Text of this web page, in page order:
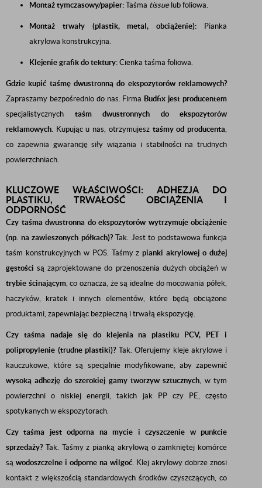
Montaż tymczasowy/papier: Taśma tissuelub foliowa.
Montaż trwały (plastik, metal, obciążenie): Pianka
akrylowa konstrukcyjna.
Klejenie grafik do tektury: Cienka taśma foliowa.
Gdzie kupić taśmę dwustronną do ekspozytorów reklamowych?
Zapraszamy bezpośrednio do nas. Firma Budfix jest producentem
specjalistycznych taśm dwustronnych do ekspozytorów
reklamowych. Kupując u nas, otrzymujesz taśmy od producenta,
co zapewnia gwarancję siły wiązania i stabilności na trudnych
powierzchniach.
KLUCZOWE WŁAŚCIWOŚCI: ADHEZJA DO
PLASTIKU, TRWAŁOŚĆ OBCIĄŻENIA I
ODPORNOŚĆ
Czy taśma dwustronna do ekspozytorów wytrzymuje obciążenie
(np. na zawieszonych półkach)?Tak. Jest to podstawowa funkcja
taśm konstrukcyjnych w POS. Taśmy zpianki akrylowej o dużej
gęstości są zaprojektowane do przenoszenia dużych obciążeń w
trybie ścinającym, co oznacza, że są idealne do mocowania półek,
haczyków, kratek i innych elementów, które będą obciążone
produktami, zapewniając bezpieczną i trwałą ekspozycję.
Czy taśma nadaje się do klejenia na plastiku PCV, PET i
polipropylenie (trudne plastiki)?Tak. Oferujemy kleje akrylowe i
kauczukowe, które są specjalnie modyfikowane, aby zapewnić
wysoką adhezję do szerokiej gamy tworzyw sztucznych, w tym
powierzchni o niskiej energii, takich jak PP czy PE, często
spotykanych w ekspozytorach.
Czy taśma jest odporna na mycie i czyszczenie w punkcie
sprzedaży?Tak. Taśmy z pianką akrylową o zamkniętej komórce
są wodoszczelne i odporne na wilgoć. Klej akrylowy dobrze znosi
kontakt z większością standardowych środków czyszczących, co